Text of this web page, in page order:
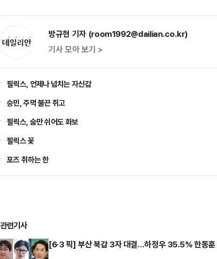
방규현 기자 (room1992@dailian.co.kr)
기사 모아 보기 >
필릭스, 언제나 넘치는 자신감
승민, 주먹 불끈 쥐고
필릭스, 숨만 쉬어도 화보
필릭스 꽃
포즈 취하는 한
관련기사
[6·3 픽] 부산 북갑 3자 대결…하정우 35.5% 한동